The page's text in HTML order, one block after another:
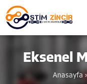
Eksenel
Anasayfa